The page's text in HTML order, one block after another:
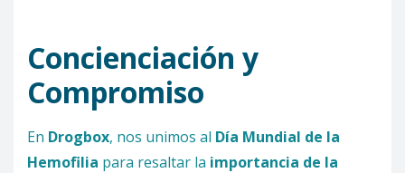
Concienciación y
Compromiso
En Drogbox, nos unimos al Día Mundial de la
Hemofilia para resaltar la importancia de la